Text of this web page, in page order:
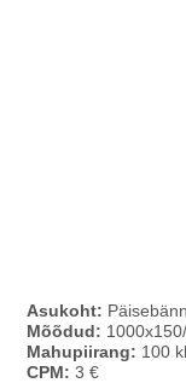
Asukoht:
Mõõdud:
Mahupiirang: 100
CPM: 3 €